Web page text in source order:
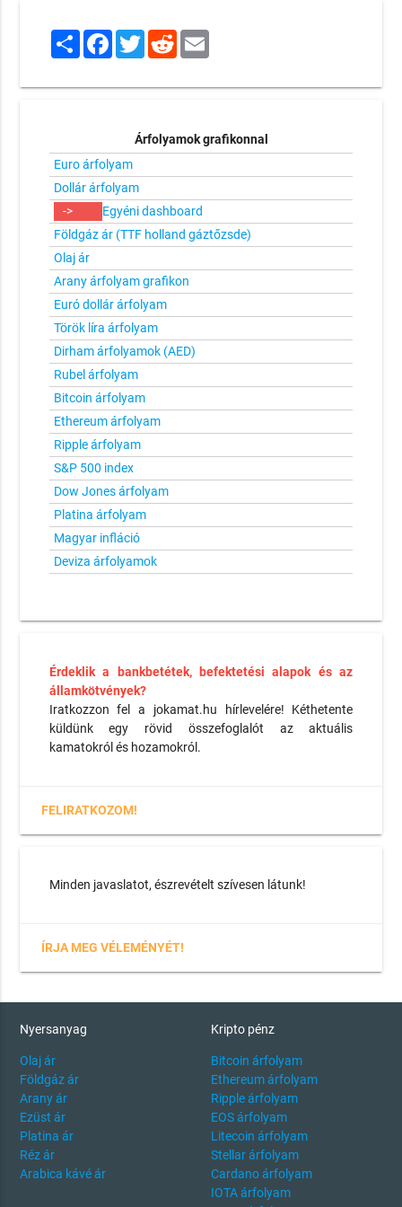
ShareFacebook
TwitterRedditEmail
Árfolyamok grafikonnal
Euro árfolyam
Dollár árfolyam
->
Egyéni dashboard
Földgáz ár (TTF holland gáztőzsde)
Olaj ár
Arany árfolyam grafikon
Euró dollár árfolyam
Török líra árfolyam
Dirham árfolyamok (AED)
Rubel árfolyam
Bitcoin árfolyam
Ethereum árfolyam
Ripple árfolyam
S&P 500 index
Dow Jones árfolyam
Platina árfolyam
Magyar infláció
Deviza árfolyamok
Érdeklik a bankbetétek, befektetési alapok és az
államkötvények?
Iratkozzon fel a jokamat.hu hírlevelére! Kéthetente
küldünk egy rövid összefoglalót az aktuális
kamatokról és hozamokról.
FELIRATKOZOM!
Minden javaslatot, észrevételt szívesen látunk!
ÍRJA MEG VÉLEMÉNYÉT!
Nyersanyag
Olaj ár
Földgáz ár
Arany ár
Ezüst ár
Platina ár
Réz ár
Arabica kávé ár
Kripto pénz
Bitcoin árfolyam
Ethereum árfolyam
Ripple árfolyam
EOS árfolyam
Litecoin árfolyam
Stellar árfolyam
Cardano árfolyam
IOTA árfolyam